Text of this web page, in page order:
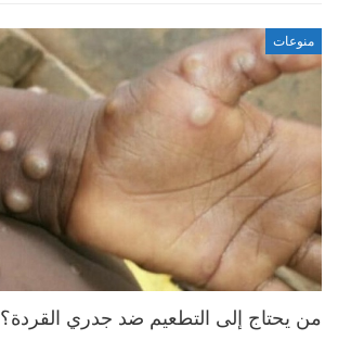
منوعات
من يحتاج إلى التطعيم ضد جدري القردة؟